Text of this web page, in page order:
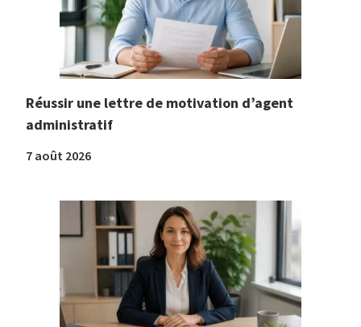
Réussir une lettre de motivation d’agent
administratif
7 août 2026